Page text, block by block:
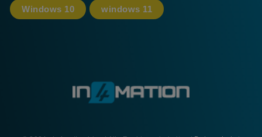
Windows 10 windows 11